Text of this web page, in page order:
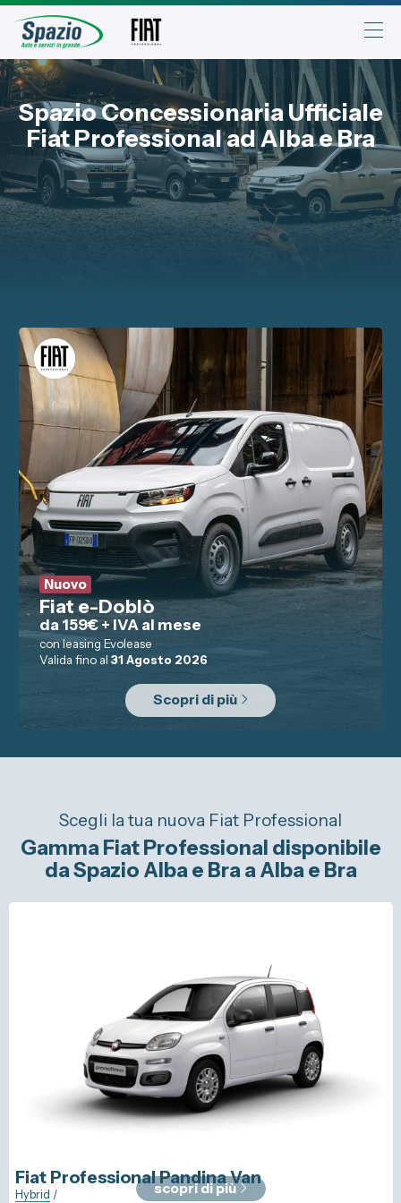
Automobili
Fiat
Abarth
Lancia
Alfa Romeo
Fiat Professional
Servizi
Officina
Gommista
Tagliandi
Convenzioni
Promozioni
Informazioni su Spazio
Provvedimento IVASS
0173 268611
Telefono Officina
0173 268614
Email
info@spaziocar.it
Spazio Concessionaria Ufficiale
Fiat Professional ad Alba e Bra
Nuovo
Fiat e-Doblò
da 159€ + IVA al mese
con leasing Evolease
Valida fino al 31 Agosto 2026
Scopri di più
Scegli la tua nuova Fiat Professional
Gamma Fiat Professional disponibile
da Spazio Alba e Bra a Alba e Bra
Fiat ProfessionalPandina Van
Hybrid / scopri di più